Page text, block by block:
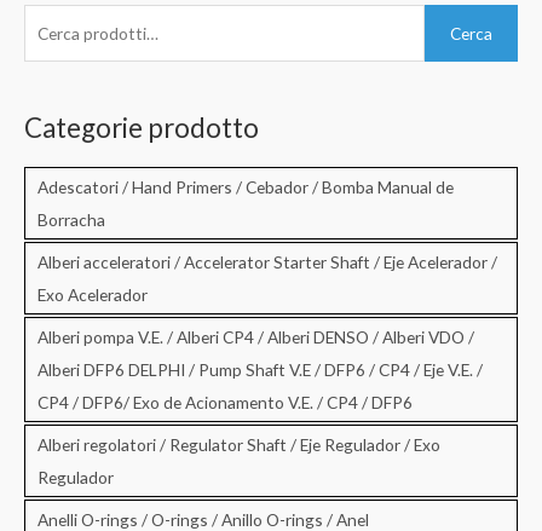
c
Cerca
Categorie prodotto
Adescatori / Hand Primers / Cebador / Bomba Manual de
Borracha
Alberi acceleratori / Accelerator Starter Shaft / Eje Acelerador /
Exo Acelerador
Alberi pompa V.E. / Alberi CP4 / Alberi DENSO / Alberi VDO /
Alberi DFP6 DELPHI / Pump Shaft V.E / DFP6 / CP4 / Eje V.E. /
CP4 / DFP6/ Exo de Acionamento V.E. / CP4 / DFP6
Alberi regolatori / Regulator Shaft / Eje Regulador / Exo
Regulador
Anelli O-rings / O-rings / Anillo O-rings / Anel